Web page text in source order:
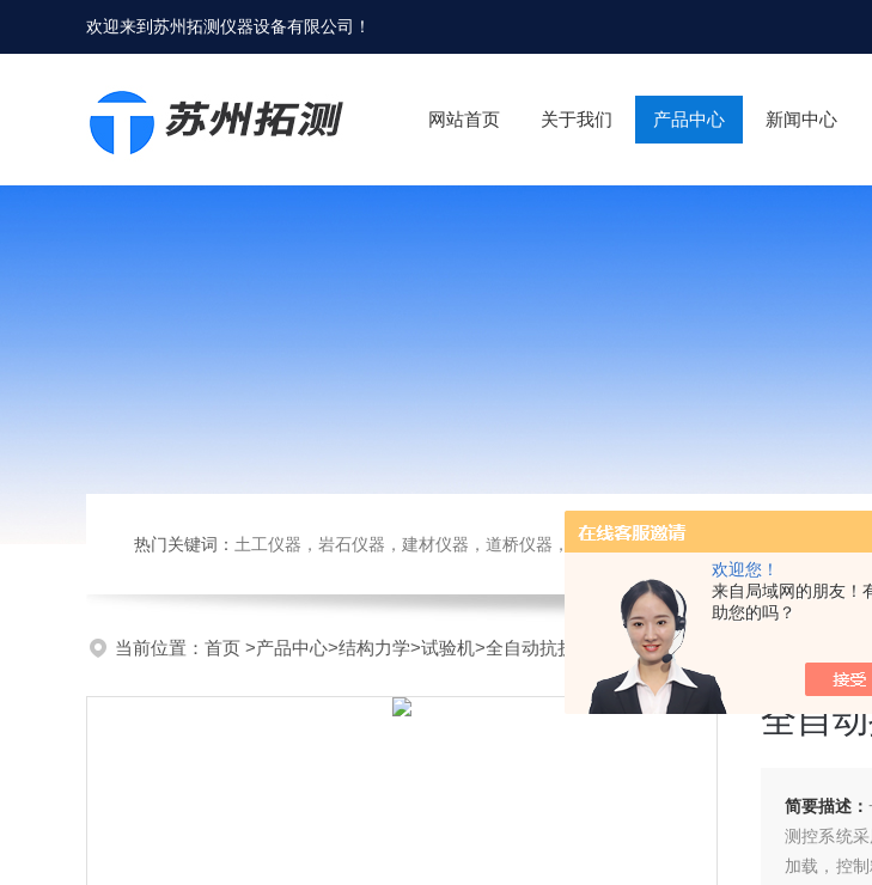
欢迎您！
来自局域网的朋友！
助您的吗？
欢迎来到苏州拓测仪器设备有限公司 ！
网站首页 关于我们 产品中心 新闻中心
热门关键词： 土工仪器，岩石仪器，建材仪器，道桥仪器，检测仪器，检测仪器，物探仪器，勘察仪器，试验机
当前位置： 首页 >产品中心>结构力学>试验机>全自动抗折抗压试验机
全自
简要描述：
测控系统
加载，控